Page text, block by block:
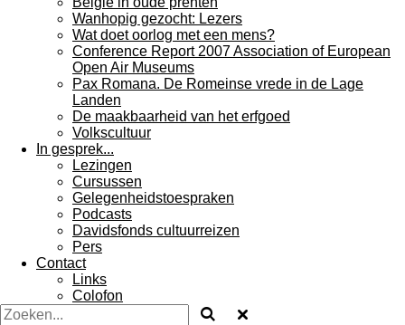
Wanhopig gezocht: Lezers
Wat doet oorlog met een mens?
Conference Report 2007 Association of European
Open Air Museums
Pax Romana. De Romeinse vrede in de Lage
Landen
De maakbaarheid van het erfgoed
Volkscultuur
In gesprek...
Lezingen
Cursussen
Gelegenheidstoespraken
Podcasts
Davidsfonds cultuurreizen
Pers
Contact
Links
Colofon